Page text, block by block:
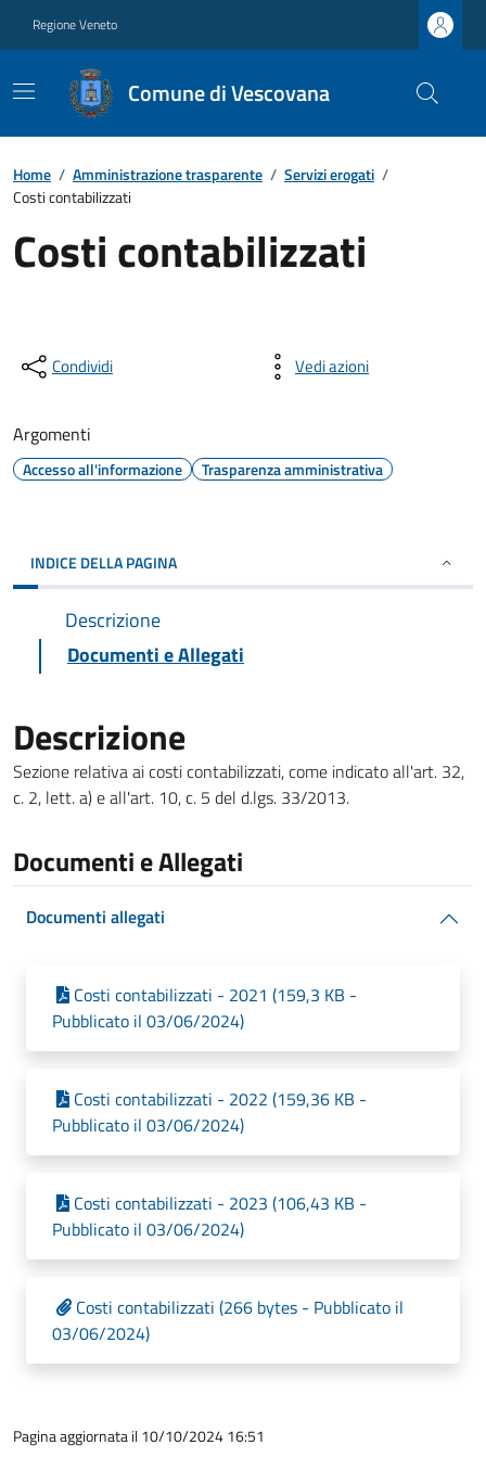
Regione Veneto
Comune di Vescovana
Home / Amministrazione trasparente / Servizi erogati /
Costi contabilizzati
Costi contabilizzati
Condividi Vedi azioni
Argomenti
Accesso all'informazione Trasparenza amministrativa
INDICE DELLA PAGINA
Descrizione
Documenti e Allegati
Descrizione
Sezione relativa ai costi contabilizzati, come indicato all'art. 32,
c. 2, lett. a) e all'art. 10, c. 5 del d.lgs. 33/2013.
Documenti e Allegati
Documenti allegati
Costi contabilizzati - 2021 (159,3 KB -
Pubblicato il 03/06/2024)
Costi contabilizzati - 2022 (159,36 KB -
Pubblicato il 03/06/2024)
Costi contabilizzati - 2023 (106,43 KB -
Pubblicato il 03/06/2024)
Costi contabilizzati (266 bytes - Pubblicato il
03/06/2024)
Pagina aggiornata il 10/10/2024 16:51